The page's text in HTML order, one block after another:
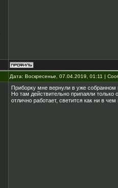
Дата: Воскресенье, 07.04.2019, 01:11 |
Приборку мне вернули в уже
Но там действительно припаяли только
отлично работает, светится как ни в